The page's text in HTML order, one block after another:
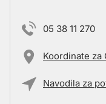
05 38 11 270
Koordinate za
Navodila za